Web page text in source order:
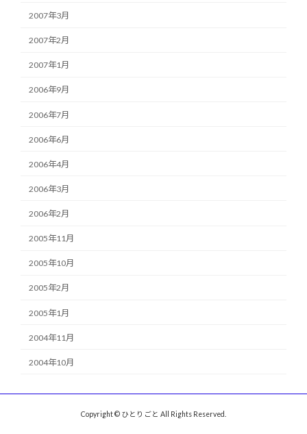
2007年3月
2007年2月
2007年1月
2006年9月
2006年7月
2006年6月
2006年4月
2006年3月
2006年2月
2005年11月
2005年10月
2005年2月
2005年1月
2004年11月
2004年10月
Copyright © ひとりごと All Rights Reserved.